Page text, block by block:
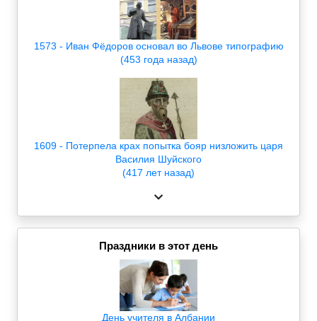
1573 - Иван Фёдоров основал во Львове типографию
(453 года назад)
1609 - Потерпела крах попытка бояр низложить царя
Василия Шуйского
(417 лет назад)
Праздники в этот день
День учителя в Албании